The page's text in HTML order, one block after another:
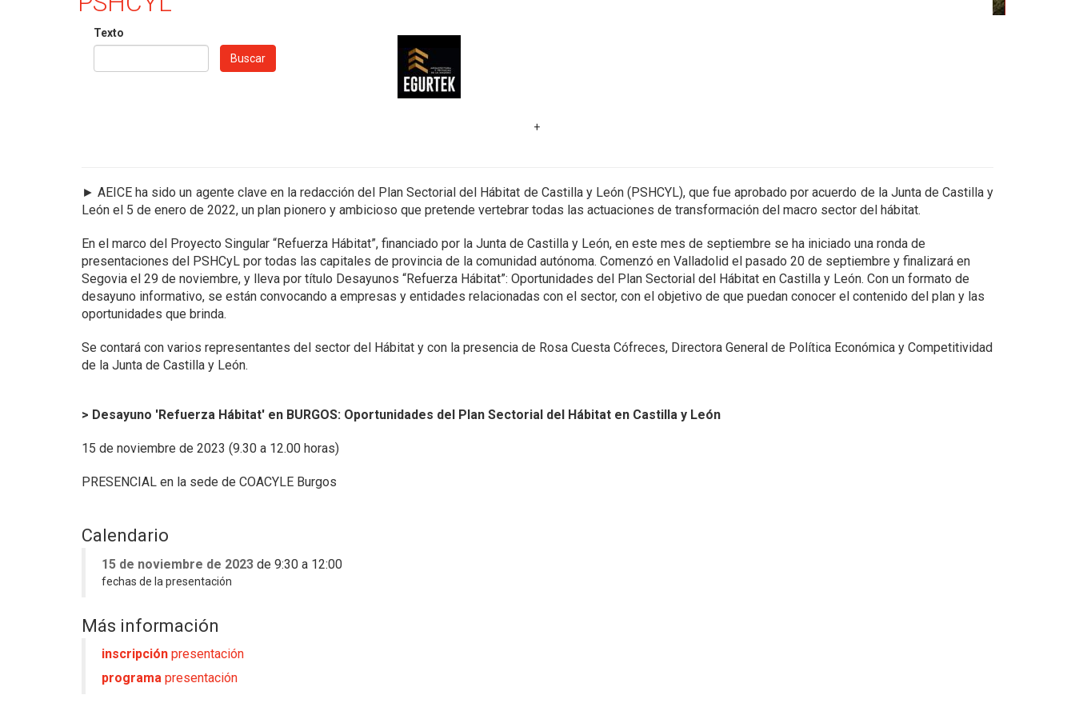
Texto
Buscar
+
►AEICE ha sido un agente clave en la redacción del Plan Sectorial del Hábitat de Castilla y León (PSHCYL), que fue aprobado por acuerdo de la Junta de Castilla y
León el 5 de enero de 2022, un plan pionero y ambicioso que pretende vertebrar todas las actuaciones de transformación del macro sector del hábitat.
En el marco del Proyecto Singular “Refuerza Hábitat”, financiado por la Junta de Castilla y León, en este mes de septiembre se ha iniciado una ronda de
presentaciones del PSHCyL por todas las capitales de provincia de la comunidad autónoma. Comenzó en Valladolid el pasado 20 de septiembre y finalizará en
Segovia el 29 de noviembre, y lleva por título Desayunos “Refuerza Hábitat”: Oportunidades del Plan Sectorial del Hábitat en Castilla y León. Con un formato de
desayuno informativo, se están convocando a empresas y entidades relacionadas con el sector, con el objetivo de que puedan conocer el contenido del plan y las
oportunidades que brinda.
Se contará con varios representantes del sector del Hábitat y con la presencia de Rosa Cuesta Cófreces, Directora General de Política Económica y Competitividad
de la Junta de Castilla y León.
> Desayuno 'Refuerza Hábitat' en BURGOS: Oportunidades del Plan Sectorial del Hábitat en Castilla y León
15 de noviembre de 2023 (9.30 a 12.00 horas)
PRESENCIAL en la sede de COACYLE Burgos
Calendario
15 de noviembre de 2023 de 9:30 a 12:00
fechas de la presentación
Más información
inscripción presentación
programa presentación